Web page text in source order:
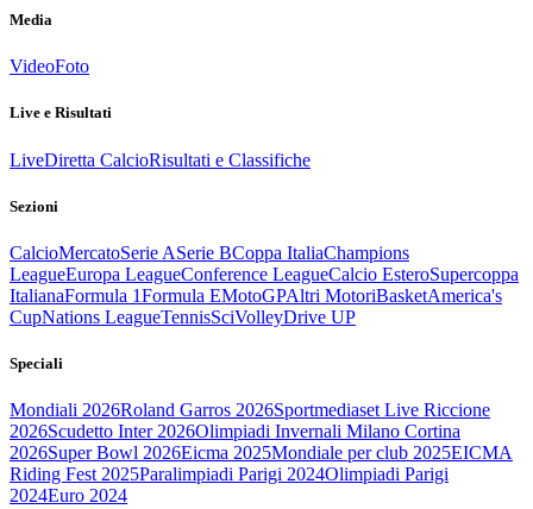
Media
VideoFoto
Live e Risultati
LiveDiretta CalcioRisultati e Classifiche
Sezioni
CalcioMercatoSerie ASerie BCoppa ItaliaChampions
LeagueEuropa LeagueConference LeagueCalcio EsteroSupercoppa
ItalianaFormula 1Formula EMotoGPAltri MotoriBasketAmerica's
CupNations LeagueTennisSciVolleyDrive UP
Speciali
Mondiali 2026Roland Garros 2026Sportmediaset Live Riccione
2026Scudetto Inter 2026Olimpiadi Invernali Milano Cortina
2026Super Bowl 2026Eicma 2025Mondiale per club 2025EICMA
Riding Fest 2025Paralimpiadi Parigi 2024Olimpiadi Parigi
2024Euro 2024